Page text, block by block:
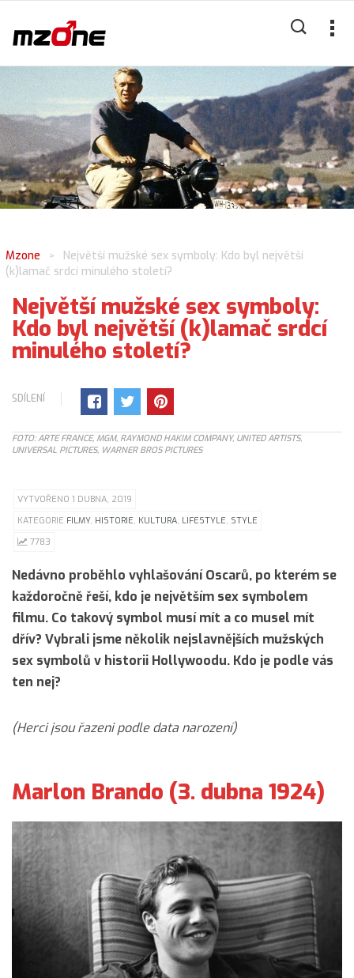
Mzone >
Největší mužské sex symboly: Kdo byl největší
(k)lamač srdcí minulého století?
Největší mužské sex symboly:
Kdo byl největší (k)lamač srdcí
minulého století?
SDÍLENÍ
FOTO: ARTE FRANCE, MGM, RAYMOND HAKIM COMPANY, UNITED ARTISTS,
UNIVERSAL PICTURES, WARNER BROS PICTURES
VYTVOŘENO 1 DUBNA, 2019
KATEGORIE FILMY, HISTORIE, KULTURA, LIFESTYLE, STYLE
7783
Nedávno proběhlo vyhlašování Oscarů, po kterém se
každoročně řeší, kdo je největším sex symbolem
filmu. Co takový symbol musí mít a co musel mít
dřív? Vybrali jsme několik nejslavnějších mužských
sex symbolů v historii Hollywoodu. Kdo je podle vás
ten nej?
(Herci jsou řazeni podle data narození)
Marlon Brando (3. dubna 1924)